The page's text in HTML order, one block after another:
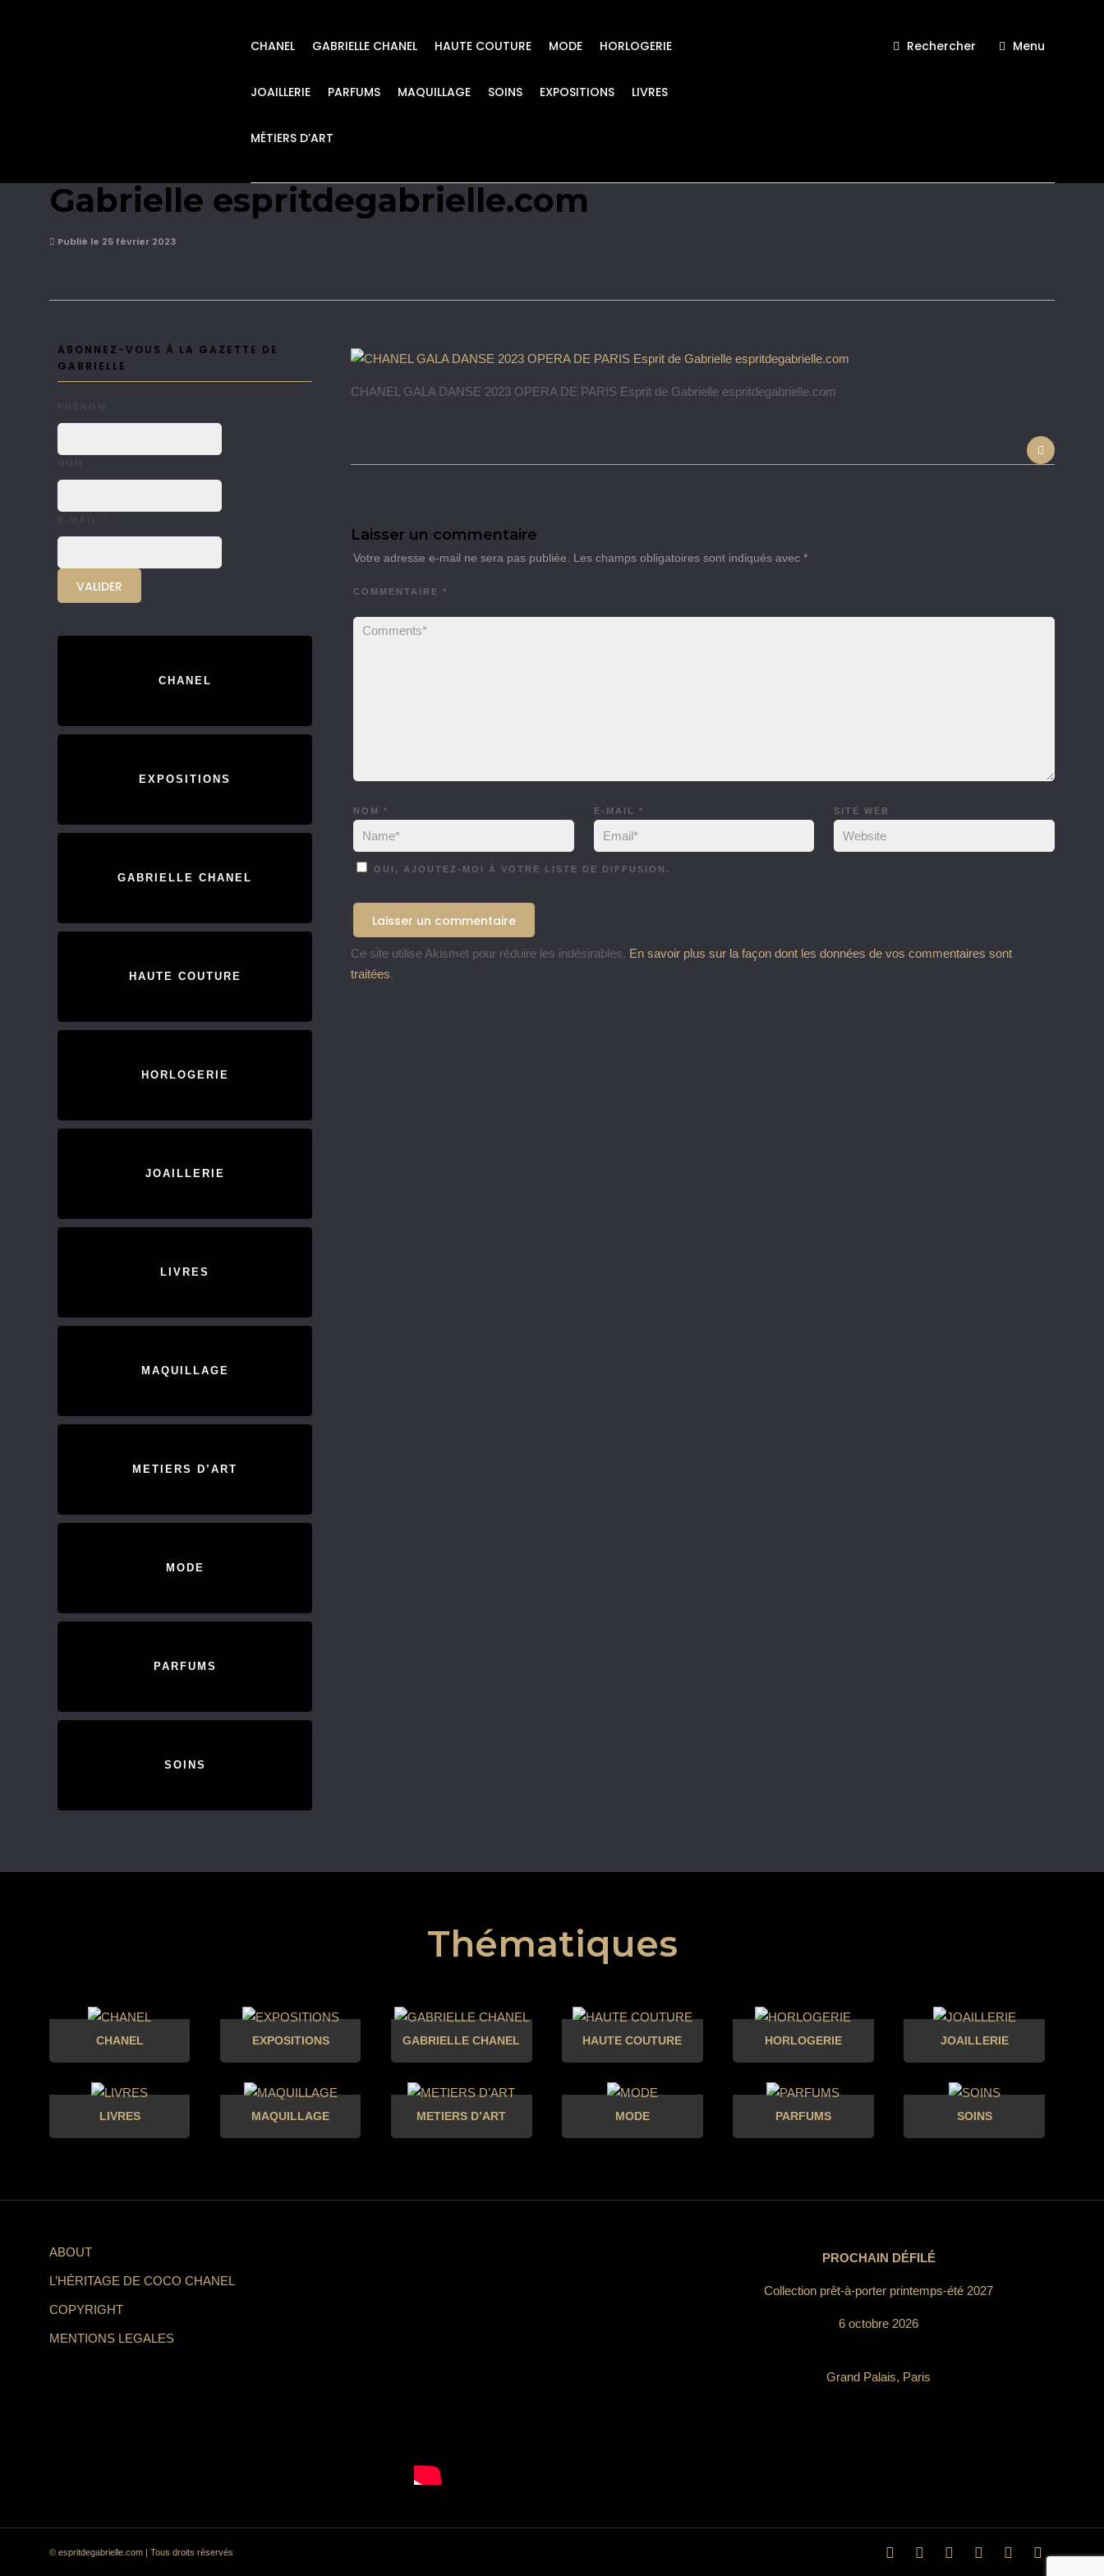
CHANEL GABRIELLE CHANEL HAUTE COUTURE MODE HORLOGERIE
JOAILLERIE PARFUMS MAQUILLAGE SOINS EXPOSITIONS LIVRES
MÉTIERS D’ART
Rechercher Menu
Gabrielle espritdegabrielle.com
Publié le 25 février 2023
CHANEL GALA DANSE 2023 OPERA DE PARIS Esprit de Gabrielle espritdegabrielle.com
Laisser un commentaire
Votre adresse e-mail ne sera pas publiée. Les champs obligatoires sont indiqués avec *
COMMENTAIRE *
NOM * E-MAIL * SITE WEB
OUI, AJOUTEZ-MOI À VOTRE LISTE DE DIFFUSION.
Ce site utilise Akismet pour réduire les indésirables. En savoir plus sur la façon dont les données de vos commentaires sont
traitées.
ABONNEZ-VOUS À LA GAZETTE DE
GABRIELLE
CHANEL
EXPOSITIONS
GABRIELLE CHANEL
HAUTE COUTURE
HORLOGERIE
JOAILLERIE
LIVRES
MAQUILLAGE
METIERS D’ART
MODE
PARFUMS
SOINS
Thématiques
CHANEL EXPOSITIONS GABRIELLE CHANEL HAUTE COUTURE HORLOGERIE JOAILLERIE
LIVRES MAQUILLAGE METIERS D’ART MODE PARFUMS SOINS
ABOUT
L’HÉRITAGE DE COCO CHANEL
COPYRIGHT
MENTIONS LEGALES
PROCHAIN DÉFILÉ
Collection prêt-à-porter printemps-été 2027
6 octobre 2026
Grand Palais, Paris
© espritdegabrielle.com | Tous droits réservés